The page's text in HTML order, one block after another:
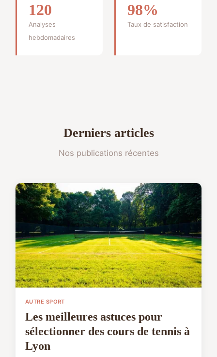
120
Analyses
hebdomadaires
98%
Taux de satisfaction
Derniers articles
Nos publications récentes
AUTRE SPORT
Les meilleures astuces pour
sélectionner des cours de tennis à
Lyon